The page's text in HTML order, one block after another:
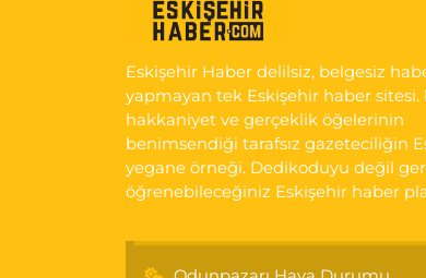
Eskişehir Haber delilsiz, belgesiz
yapmayan tek Eskişehir haber sitesi.
hakkaniyet ve gerçeklik öğelerinin
benimsendiği tarafsız gazeteciliğin
yegane örneği. Dedikoduyu değil
öğrenebileceğiniz Eskişehir haber